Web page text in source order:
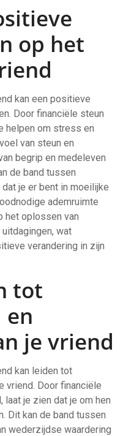
op het
kan een positieve
Door financiële steun
helpen om stress en
van steun en
begrip en medeleven
de band tussen
je er bent in moeilijke
ademruimte
het oplossen van
wat
verandering in zijn
tot
en
je vriend
kan leiden tot
vriend. Door financiële
laat je zien dat je om hen
Dit kan de band tussen
wederzijdse waardering